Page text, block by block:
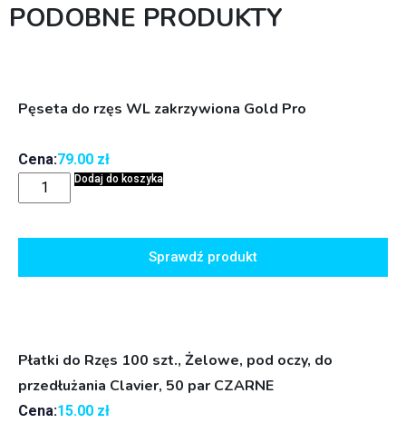
PODOBNE PRODUKTY
Pęseta do rzęs WL zakrzywiona Gold Pro
Cena:79.00 zł
Dodaj do koszyka
Sprawdź produkt
Płatki do Rzęs 100 szt., Żelowe, pod oczy, do
przedłużania Clavier, 50 par CZARNE
Cena:15.00 zł